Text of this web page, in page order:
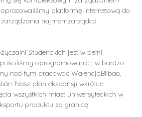
platformę internetową do
najmemzarządca
Studenckich jest w pełni
oprogramowanie I w bardzo
nad tym pracować WalencjaBilbao,
Nasz plan ekspansji wkrótce
wszystkich miast uniwersyteckich w
produktu za granicę.